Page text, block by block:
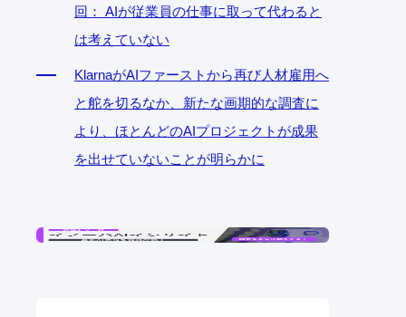
回： AIが従業員の仕事に取って代わると
は考えていない
KlarnaがAIファーストから再び人材雇用へ
と舵を切るなか、新たな画期的な調査に
より、ほとんどのAIプロジェクトが成果
を出せていないことが明らかに